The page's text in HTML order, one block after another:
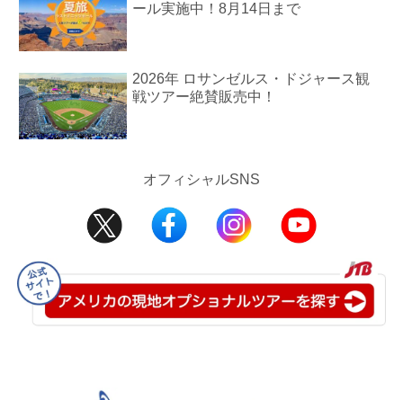
ール実施中！8月14日まで
2026年 ロサンゼルス・ドジャース観
戦ツアー絶賛販売中！
オフィシャルSNS